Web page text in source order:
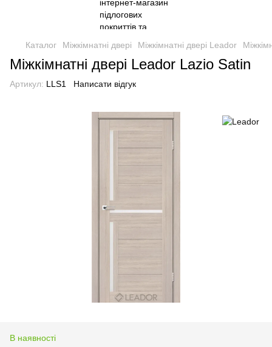
Каталог Міжкімнатні двері Міжкімнатні двері Leador
Міжкімнатні двері Leador Lazio Satin
Артикул: LLS1 Написати відгук
В наявності